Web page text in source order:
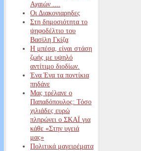
Αχαιών ....
Οι Διακονιαρηδες
Στη δημοσιότητα το
ψηφοδέλτιο του
Βασίλη Γκίζα
Η μπέσα, είναι στάση
ζωής με υψηλό
αντίτιμο διοδίων.
Ένα Ένα τα ποντίκια
πηδάνε
Μας τρέλανε ο
Παπαδόπουλος: Τόσο
χιλιάδες ευρώ
πληρώνει ο ΣΚΑΪ για
κάθε «Στην υγειά
μας»
Πολιτικά μαγειρέματα